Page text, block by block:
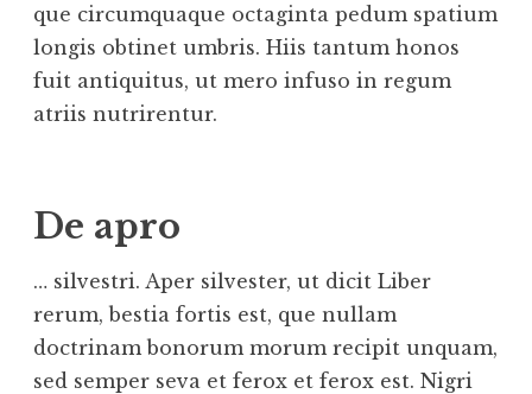
que circumquaque octaginta pedum spatium
longis obtinet umbris. Hiis tantum honos
fuit antiquitus, ut mero infuso in regum
atriis nutrirentur.
De apro
… silvestri. Aper silvester, ut dicit Liber
rerum, bestia fortis est, que nullam
doctrinam bonorum morum recipit unquam,
sed semper seva et ferox et ferox est. Nigri